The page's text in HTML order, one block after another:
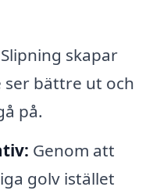
Slipning skapar
ser bättre ut och
på.
Genom att
golv istället